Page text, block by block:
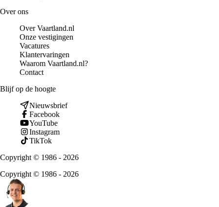
Over ons
Over Vaartland.nl
Onze vestigingen
Vacatures
Klantervaringen
Waarom Vaartland.nl?
Contact
Blijf op de hoogte
Nieuwsbrief
Facebook
YouTube
Instagram
TikTok
Copyright © 1986 - 2026
Copyright © 1986 - 2026